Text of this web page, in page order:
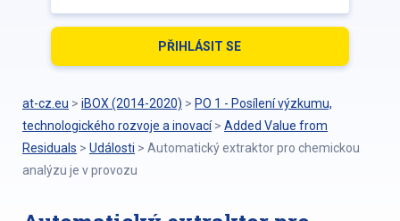
at-cz.eu > iBOX (2014-2020) > PO 1 - Posílení výzkumu,
technologického rozvoje a inovací > Added Value from
Residuals > Události > Automatický extraktor pro chemickou
analýzu je v provozu